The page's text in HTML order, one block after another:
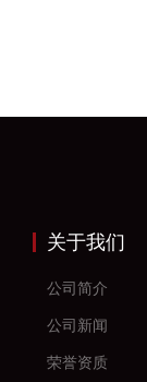
关于我们
公司简介
公司新闻
荣誉资质